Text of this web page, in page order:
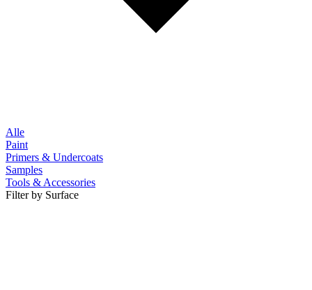
Alle
Paint
Primers & Undercoats
Samples
Tools & Accessories
Filter by Surface